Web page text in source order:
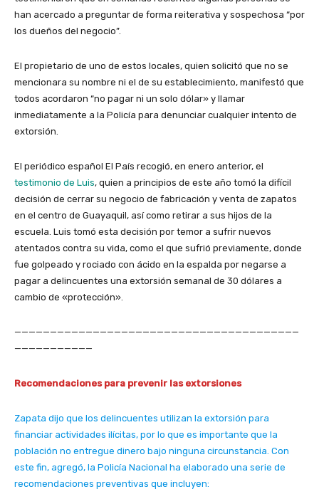
han acercado a preguntar de forma reiterativa y sospechosa “por
los dueños del negocio”.
El propietario de uno de estos locales, quien solicitó que no se
mencionara su nombre ni el de su establecimiento, manifestó que
todos acordaron “no pagar ni un solo dólar» y llamar
inmediatamente a la Policía para denunciar cualquier intento de
extorsión.
El periódico español El País recogió, en enero anterior, el
testimonio de Luis, quien a principios de este año tomó la difícil
decisión de cerrar su negocio de fabricación y venta de zapatos
en el centro de Guayaquil, así como retirar a sus hijos de la
escuela. Luis tomó esta decisión por temor a sufrir nuevos
atentados contra su vida, como el que sufrió previamente, donde
fue golpeado y rociado con ácido en la espalda por negarse a
pagar a delincuentes una extorsión semanal de 30 dólares a
cambio de «protección».
————————————————————————————————————————
———————————
Recomendaciones para prevenir las extorsiones
Zapata dijo que los delincuentes utilizan la extorsión para
financiar actividades ilícitas, por lo que es importante que la
población no entregue dinero bajo ninguna circunstancia. Con
este fin, agregó, la Policía Nacional ha elaborado una serie de
recomendaciones preventivas que incluyen: